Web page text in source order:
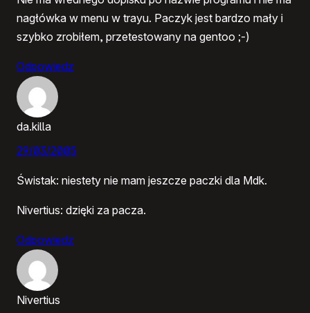
nagłówka w menu w trayu. Paczyk jest bardzo mały i
szybko zrobiłem, przetestowany na gentoo ;-)
Odpowiedz
da.killa
29/03/2005
Świstak: niestety nie mam jeszcze paczki dla Mdk.
Nivertius: dzięki za pacza.
Odpowiedz
Nivertius